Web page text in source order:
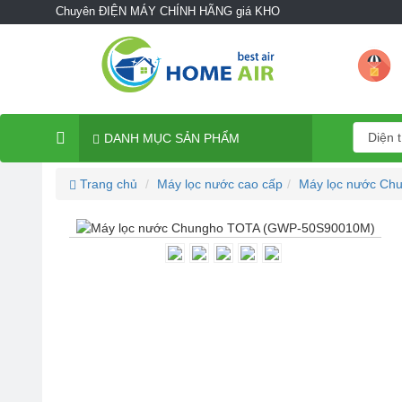
Chuyên ĐIỆN MÁY CHÍNH HÃNG giá KHO
DANH MỤC SẢN PHẨM
Trang chủ Máy lọc nước cao cấp Máy lọc nước